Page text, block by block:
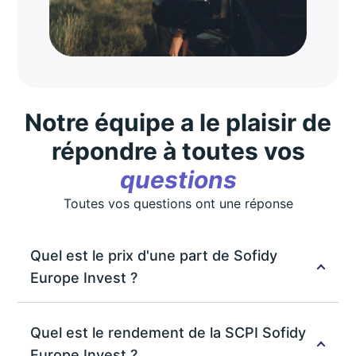
Notre équipe a le plaisir de
répondre à toutes vos
questions
Toutes vos questions ont une réponse
Quel est le prix d'une part de Sofidy
Europe Invest ?
est de 235€. Ce prix peut évoluer en fonction des
revalorisations décidées par la société de gestion
Quel est le rendement de la SCPI Sofidy